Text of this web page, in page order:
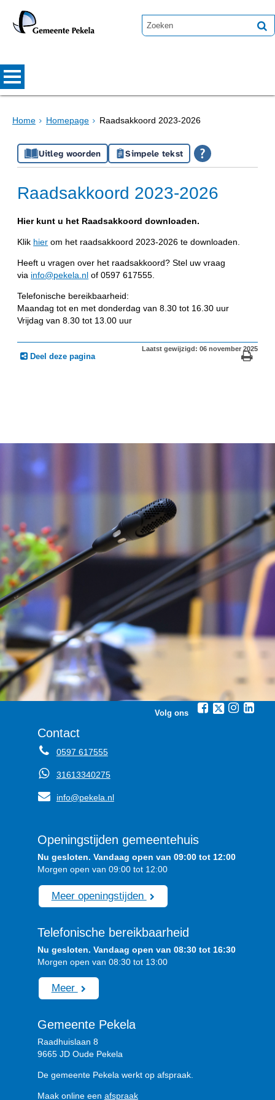
Home Homepage Raadsakkoord 2023-2026
Uitleg woorden Simpele tekst
Raadsakkoord 2023-2026
Hier kunt u het Raadsakkoord downloaden.
Klik hier om het raadsakkoord 2023-2026 te downloaden.
Heeft u vragen over het raadsakkoord? Stel uw vraag
via info@pekela.nl of 0597 617555.
Telefonische bereikbaarheid:
Maandag tot en met donderdag van 8.30 tot 16.30 uur
Vrijdag van 8.30 tot 13.00 uur
Deel deze pagina
Laatst gewijzigd: 06 november 2025
Volg ons
Contact
0597 617555
31613340275
info@pekela.nl
Openingstijden gemeentehuis
Nu gesloten. Vandaag open van 09:00 tot 12:00
Morgen open van 09:00 tot 12:00
Meer openingstijden
Telefonische bereikbaarheid
Nu gesloten. Vandaag open van 08:30 tot 16:30
Morgen open van 08:30 tot 13:00
Meer
Gemeente Pekela
Raadhuislaan 8
9665 JD Oude Pekela
De gemeente Pekela werkt op afspraak.
Maak online een afspraak